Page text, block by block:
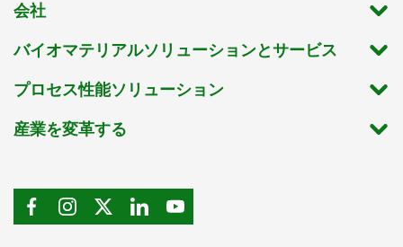
会社
バイオマテリアルソリューションとサービス
プロセス性能ソリューション
産業を変革する